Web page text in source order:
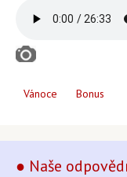
Vánoce Bonus
● Naše